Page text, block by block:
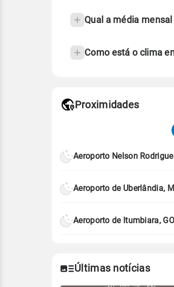
Qual a média
Como está o clima
de Tempo e
Proximidades
Aeroporto Nelson
Aeroporto de Uberlândia,
Aeroporto de Itumbiara, GO
Últimas notícias